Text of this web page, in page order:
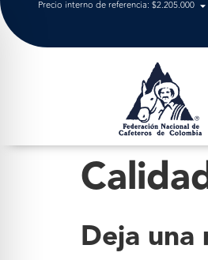
Precio interno de referencia: $2.205.000
Deja una